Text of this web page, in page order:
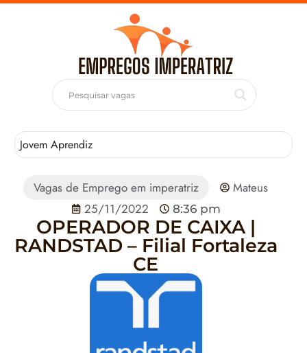
Jovem Aprendiz
Vagas de Emprego em imperatriz
Mateus
25/11/2022
8:36 pm
OPERADOR DE CAIXA |
RANDSTAD – Filial Fortaleza
CE